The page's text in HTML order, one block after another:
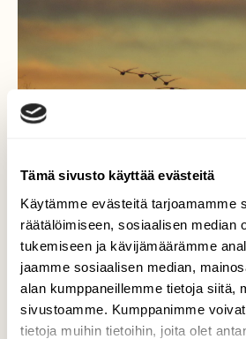
Tämä sivusto käyttää evästeitä
Käytämme evästeitä tarjoamamme
räätälöimiseen, sosiaalisen median
tukemiseen ja kävijämäärämme
jaamme sosiaalisen median,
alan kumppaneillemme tietoja siitä,
sivustoamme. Kumppanimme
tietoja muihin tietoihin, joita olet